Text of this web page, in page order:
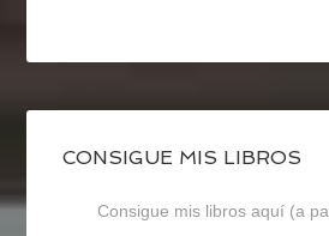
CONSIGUE MIS LIBROS
Consigue mis libros aquí (a